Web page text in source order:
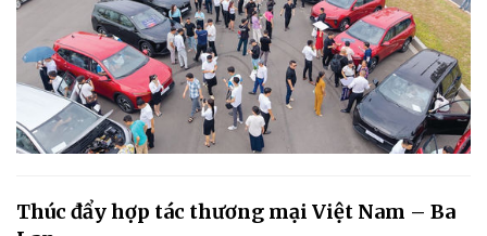
Thúc đẩy hợp tác thương mại Việt Nam – Ba